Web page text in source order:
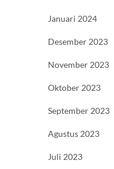
Januari 2024
Desember 2023
November 2023
Oktober 2023
September 2023
Agustus 2023
Juli 2023